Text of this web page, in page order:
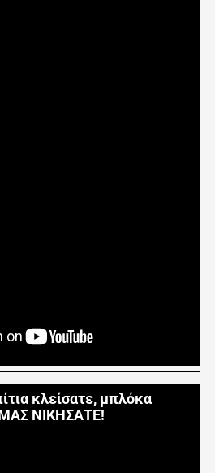
κλείσατε, μπλόκα
ΝΙΚΗΣΑΤΕ!